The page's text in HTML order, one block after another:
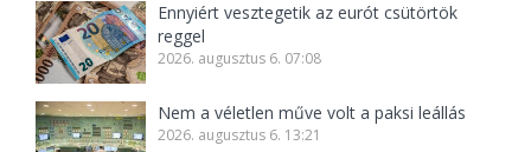
Ennyiért vesztegetik az eurót csütörtök
reggel
2026. augusztus 6. 07:08
Nem a véletlen műve volt a paksi leállás
2026. augusztus 6. 13:21